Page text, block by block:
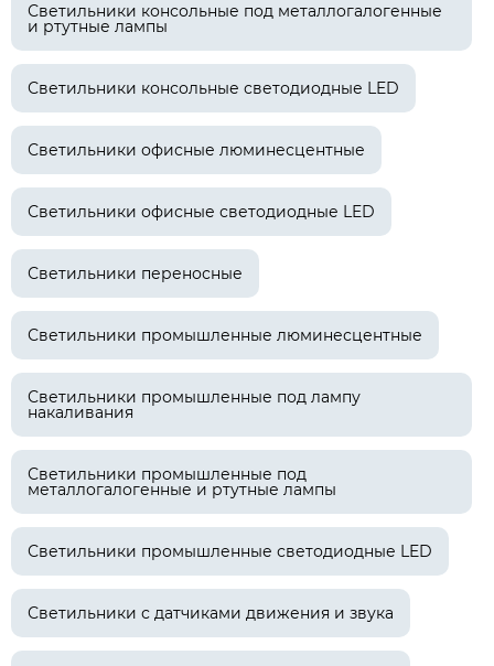
Светильники консольные под металлогалогенные
и ртутные лампы
Светильники консольные светодиодные LED
Светильники офисные люминесцентные
Светильники офисные светодиодные LED
Светильники переносные
Светильники промышленные люминесцентные
Светильники промышленные под лампу
накаливания
Светильники промышленные под
металлогалогенные и ртутные лампы
Светильники промышленные светодиодные LED
Светильники с датчиками движения и звука